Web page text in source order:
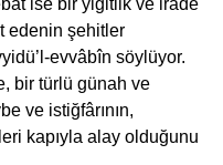
ise bir yiğitlik ve irâde
edenin şehitler
evvâbîn söylüyor.
bir türlü günah ve
ve istiğfârının,
kapıyla alay olduğunu